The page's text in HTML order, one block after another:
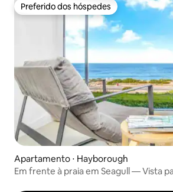
Preferido dos hóspedes
Preferido dos hóspedes
Apartamento ⋅ Hayborough
Em frente à praia em Seagull — Vista